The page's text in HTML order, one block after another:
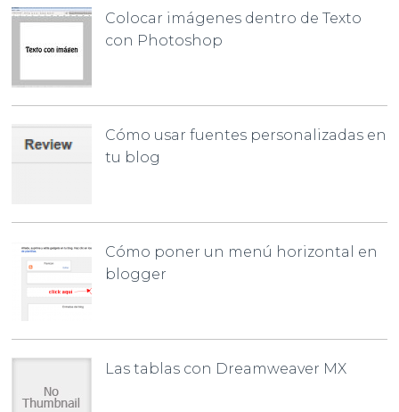
Colocar imágenes dentro de Texto
con Photoshop
Cómo usar fuentes personalizadas en
tu blog
Cómo poner un menú horizontal en
blogger
Las tablas con Dreamweaver MX